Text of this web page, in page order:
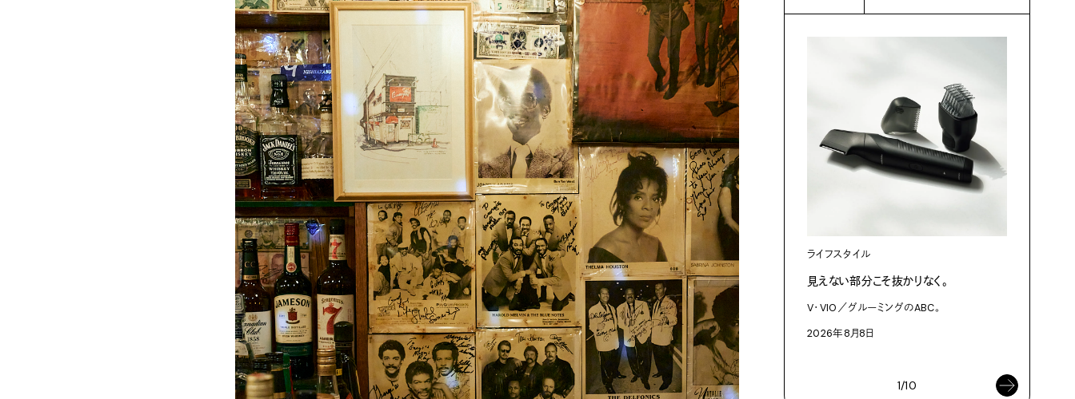
ライフスタイル
見えない部分こそ抜かりなく。
V・VIO／グルーミングのABC。
2026年8月8日
1/10